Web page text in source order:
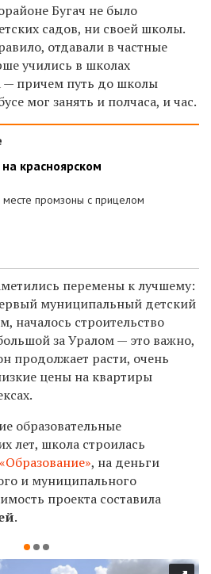
Бугач не было
садов, ни своей школы.
отдавали в частные
учились в школах
— причем путь до школы
мог занять и полчаса, и час.
красноярском
месте промзоны с прицелом
перемены к лучшему:
муниципальный детский
началось строительство
за Уралом — это важно,
продолжает расти, очень
цены на квартиры
образовательные
лет, школа строилась
«Образование», на деньги
и муниципального
проекта составила
.